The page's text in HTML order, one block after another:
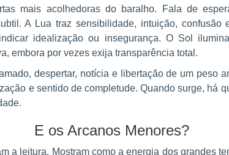
mais acolhedoras do baralho. Fala de
A Lua traz sensibilidade, intuição, confusão
idealização ou insegurança. O Sol
embora por vezes exija transparência total.
despertar, notícia e libertação de um peso
e sentido de completude. Quando surge, há
E os Arcanos Menores?
a leitura. Mostram como a energia dos grandes